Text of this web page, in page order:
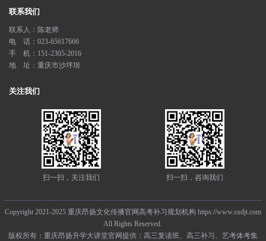
联系我们
联系人：陈老师
电 话：023-65617666
手 机：151-2305-2016
地 址：重庆市沙坪坝
关注我们
扫一扫，关注我们 扫一扫，咨询我们
Copyright 2021-2025 重庆昂扬文化传播官网高考补习规划机构 https://www.sxdjt.com
All Rights Reserved.
版权所有：重庆昂扬升学大讲堂官网提供：高三复读班、高三补习、艺考体考集